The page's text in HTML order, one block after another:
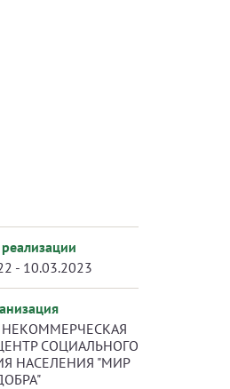
- 10.03.2023
СОЦИАЛЬНОГО
НАСЕЛЕНИЯ "МИР